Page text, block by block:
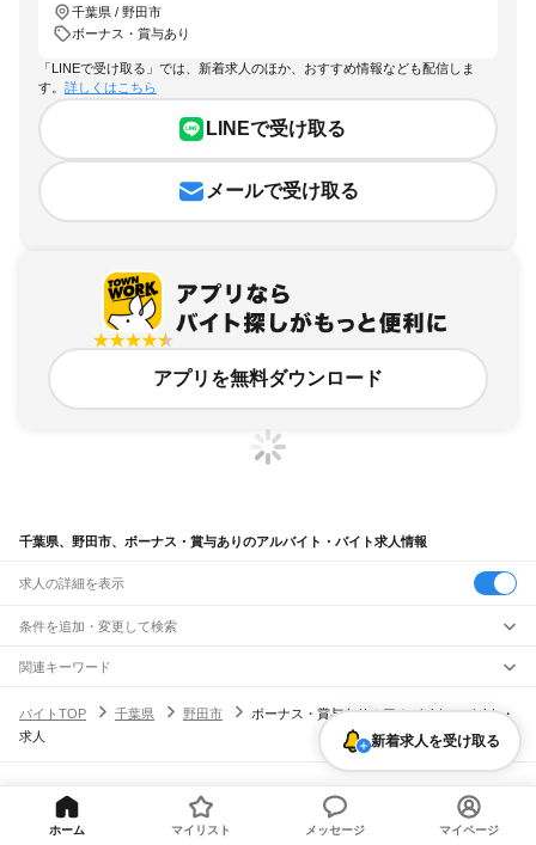
千葉県 / 野田市
ボーナス・賞与あり
「LINEで受け取る」では、新着求人のほか、おすすめ情報なども配信しま
す。 詳しくはこちら
LINEで受け取る
メールで受け取る
アプリを無料ダウンロード
千葉県、野田市、ボーナス・賞与ありのアルバイト・バイト求人情報
求人の詳細を表示
条件を追加・変更して検索
市区町村を追加・変更
千葉県すべて
旭市
勝浦市 市原市 八千代市 我孫子市
鎌ケ谷市
君津市
浦安市四街道市 八街市印西市白井市
南房総市
駅を追加・変更
船橋法典駅西船橋駅
JR中央・総武線
市川駅 本八幡駅 下総中山駅 西船橋駅 東船橋駅 津田沼駅 幕張本郷駅幕張駅
職種を追加・変更
飲食・フードサービス
すべて
ホールスタッフ
キッチンスタッフ 精肉・鮮魚加工
給食調理
パン屋（ベーカリー）
フードカウンター販売員 バー（BAR）・バーテンダー
人気
日払いOK
学生歓迎 深夜の仕事 髪型・髪色自由 ネイルOK
雇用形態を追加・変更
関連キーワード
千葉県 野田市 ボーナス・賞与あり 正社員 倉庫内作業
千葉県 木更津市 ボーナスあり
東京都 町田市 ボーナス・賞与あり ネイルok
バイトTOP 千葉県 野田市
ボーナス・賞与ありのアルバイト・バイト・
求人
新着求人を受け取る
ヘルプ・お問い合わせ サイトマップ
利用規約・プライバシーポリシー
[企業]求人広告の掲載相談
ホーム マイリスト メッセージ マイページ